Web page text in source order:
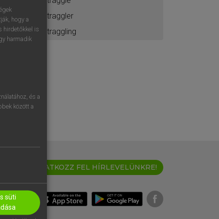
straggler
straggling
IRATKOZZ FEL HÍRLEVELÜNKRE!
hogy a
hirdetőkkel is
harmadik
és a
között a
süti